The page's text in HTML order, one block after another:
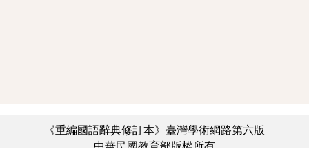
《重編國語辭典修訂本》臺灣學術網路第六版
中華民國教育部版權所有